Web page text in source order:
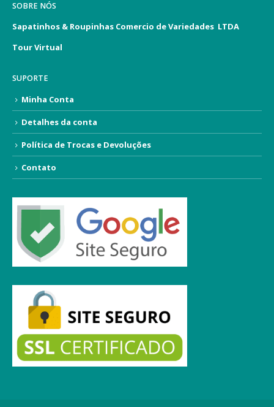
SOBRE NÓS
Sapatinhos & Roupinhas Comercio de Variedades LTDA
Tour Virtual
SUPORTE
Minha Conta
Detalhes da conta
Política de Trocas e Devoluções
Contato